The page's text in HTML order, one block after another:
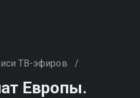
ТВ-эфиров /
Европы.